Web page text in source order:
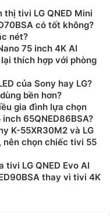
thị tivi LG QNED Mini
có tốt không?
nét?
75 inch 4K AI
thích hợp với phòng
của Sony hay LG?
bền hơn?
gia đình lựa chọn
65QNED86BSA?
K-55XR30M2 và LG
nên chọn chiếc tivi 55
tivi LG QNED Evo AI
thay vì tivi 4K